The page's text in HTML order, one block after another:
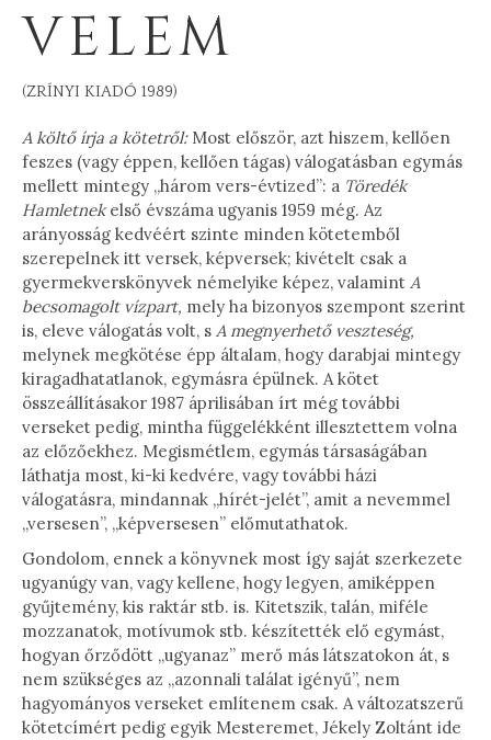
VELEM
(ZRÍNYI KIADÓ 1989)
A költő írja a kötetről:Most először, azt hiszem, kellően
feszes (vagy éppen, kellően tágas) válogatásban egymás
mellett mintegy „három vers-évtized”: a Töredék
Hamletnekelső évszáma ugyanis 1959 még. Az
arányosság kedvéért szinte minden kötetemből
szerepelnek itt versek, képversek; kivételt csak a
gyermekverskönyvek némelyike képez, valamint A
becsomagolt vízpart, mely ha bizonyos szempont szerint
is, eleve válogatás volt, s A megnyerhető veszteség,
melynek megkötése épp általam, hogy darabjai mintegy
kiragadhatatlanok, egymásra épülnek. A kötet
összeállításakor 1987 áprilisában írt még további
verseket pedig, mintha függelékként illesztettem volna
az előzőekhez. Megismétlem, egymás társaságában
láthatja most, ki-ki kedvére, vagy további házi
válogatásra, mindannak „hírét-jelét”, amit a nevemmel
„versesen”, „képversesen” előmutathatok.
Gondolom, ennek a könyvnek most így saját szerkezete
ugyanúgy van, vagy kellene, hogy legyen, amiképpen
gyűjtemény, kis raktár stb. is. Kitetszik, talán, miféle
mozzanatok, motívumok stb. készítették elő egymást,
hogyan őrződött „ugyanaz” merő más látszatokon át, s
nem szükséges az „azonnali találat igényű”, nem
hagyományos verseket említenem csak. A változatszerű
kötetcímért pedig egyik Mesteremet, Jékely Zoltánt ide